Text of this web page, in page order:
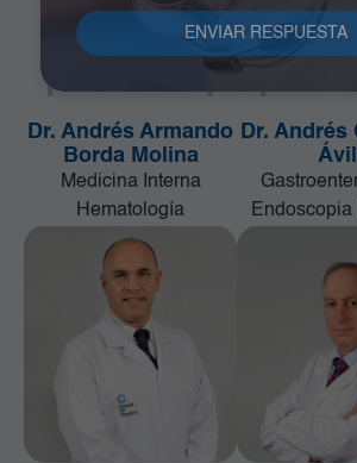
Dr. Andrés Armando
Borda Molina
Medicina Interna
Hematología
Dr. Andrés
Endoscopia